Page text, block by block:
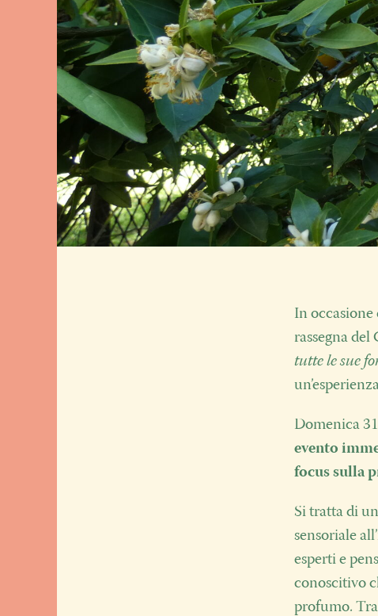
In occasione
rassegna del
tutte le sue
Domenica
evento
focus sulla
Si tratta di
sensoriale
esperti e
conoscitivo
profumo.